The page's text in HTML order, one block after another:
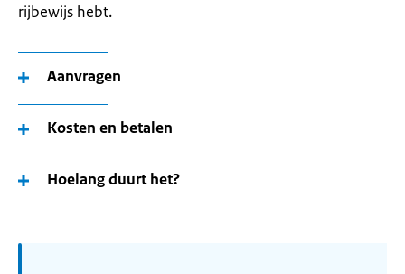
rijbewijs hebt.
Aanvragen
Kosten en betalen
Hoelang duurt het?